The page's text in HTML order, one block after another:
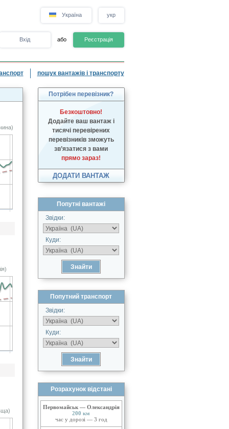
Україна укр
Вхід або Реєстрація
пошук вантажів і транспорту
Потрібен перевізник?
Безкоштовно!
Додайте ваш вантаж і
тисячі перевірених
перевізників зможуть
зв’язатися з вами
прямо зараз!
ДОДАТИ ВАНТАЖ
Попутні вантажі
Звідки:
Куди:
Попутний транспорт
Звідки:
Куди:
Розрахунок відстані
Первомайськ — Олександрія
200 км
час у дорозі — 3 год